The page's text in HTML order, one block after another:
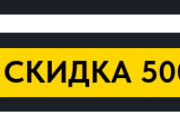
СКИДКА